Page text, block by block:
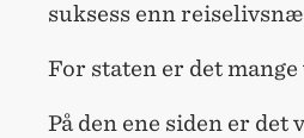
suksess enn
For staten er det
På den ene siden er